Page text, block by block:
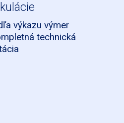
výkazu výmer
technická